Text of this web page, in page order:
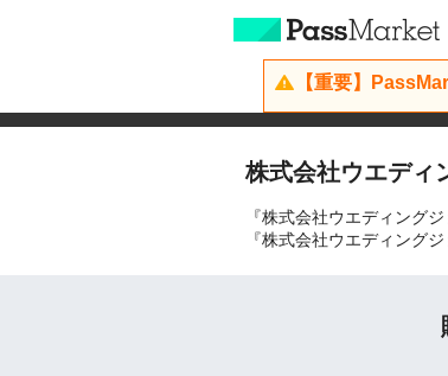
【重要】
株式会社ウエディ
『株式会社ウエディング
『株式会社ウエディング